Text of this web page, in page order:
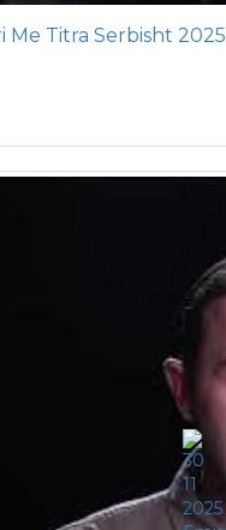
Titra Serbisht 2025